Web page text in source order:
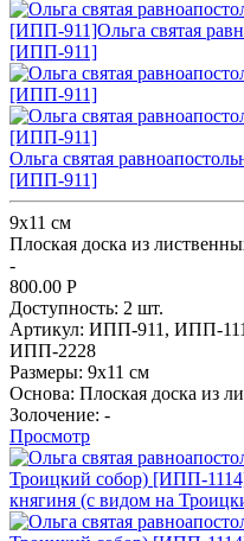
Ольга святая
[ИПП-911]
9х11 см
Плоская доска из
-
800.00 Р
Доступность: 2 шт.
Артикул: ИПП-911, ИПП-
ИПП-2228
Размеры: 9х11 см
Основа: Плоская доска из
Золочение: -
Просмотр